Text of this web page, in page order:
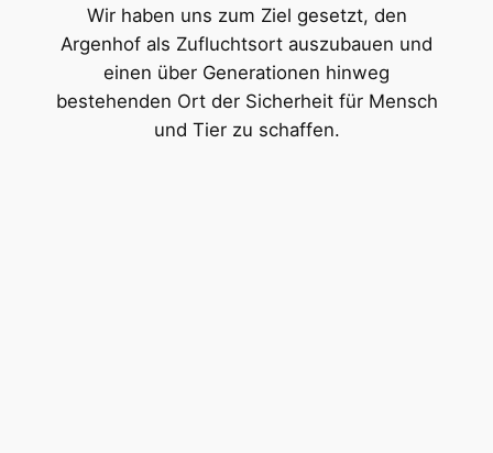
Wir haben uns zum Ziel gesetzt, den
Argenhof als Zufluchtsort auszubauen und
einen über Generationen hinweg
bestehenden Ort der Sicherheit für Mensch
und Tier zu schaffen.